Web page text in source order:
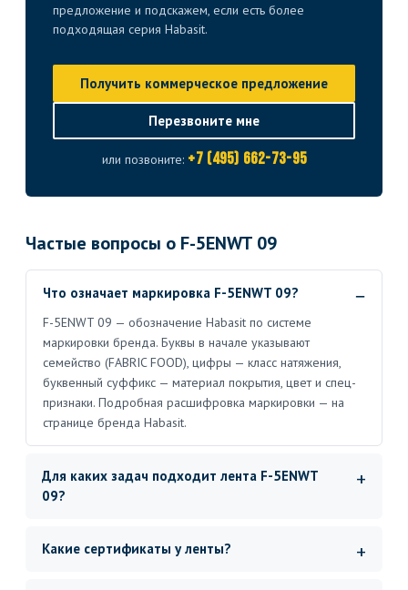
предложение и подскажем, если есть более
подходящая серия Habasit.
Получить коммерческое предложение
Перезвоните мне
или позвоните: +7 (495) 662-73-95
Частые вопросы о F-5ENWT 09
Что означает маркировка F-5ENWT 09?
F-5ENWT 09 — обозначение Habasit по системе
маркировки бренда. Буквы в начале указывают
семейство (FABRIC FOOD), цифры — класс натяжения,
буквенный суффикс — материал покрытия, цвет и спец-
признаки. Подробная расшифровка маркировки — на
странице бренда Habasit.
Для каких задач подходит лента F-5ENWT
09?
Какие сертификаты у ленты?